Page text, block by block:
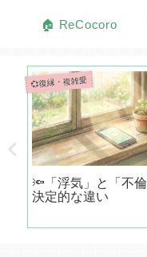
🏠 ReCocoro
💞復縁・複雑愛
🔦「浮気」と「不
決定的な違い